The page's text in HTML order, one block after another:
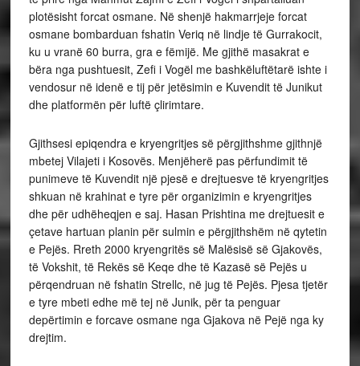
plotësisht forcat osmane. Në shenjë hakmarrjeje forcat
osmane bombarduan fshatin Veriq në lindje të Gurrakocit,
ku u vranë 60 burra, gra e fëmijë. Me gjithë masakrat e
bëra nga pushtuesit, Zefi i Vogël me bashkëluftëtarë ishte i
vendosur në idenë e tij për jetësimin e Kuvendit të Junikut
dhe platformën për luftë çlirimtare.
Gjithsesi epiqendra e kryengritjes së përgjithshme gjithnjë
mbetej Vilajeti i Kosovës. Menjëherë pas përfundimit të
punimeve të Kuvendit një pjesë e drejtuesve të kryengritjes
shkuan në krahinat e tyre për organizimin e kryengritjes
dhe për udhëheqjen e saj. Hasan Prishtina me drejtuesit e
çetave hartuan planin për sulmin e përgjithshëm në qytetin
e Pejës. Rreth 2000 kryengritës së Malësisë së Gjakovës,
të Vokshit, të Rekës së Keqe dhe të Kazasë së Pejës u
përqendruan në fshatin Strellc, në jug të Pejës. Pjesa tjetër
e tyre mbeti edhe më tej në Junik, për ta penguar
depërtimin e forcave osmane nga Gjakova në Pejë nga ky
drejtim.